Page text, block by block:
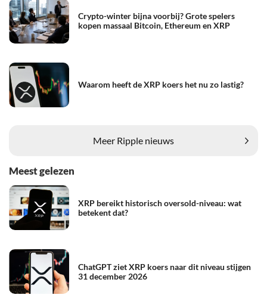
Crypto-winter bijna voorbij? Grote spelers
kopen massaal Bitcoin, Ethereum en XRP
Waarom heeft de XRP koers het nu zo lastig?
Meer Ripple nieuws
Meest gelezen
XRP bereikt historisch oversold-niveau: wat
betekent dat?
ChatGPT ziet XRP koers naar dit niveau stijgen
31 december 2026